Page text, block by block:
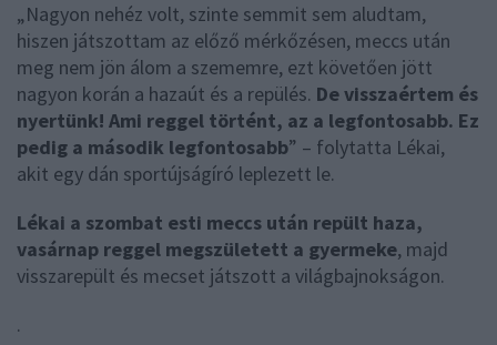
„Nagyon nehéz volt, szinte semmit sem aludtam,
hiszen játszottam az előző mérkőzésen, meccs után
meg nem jön álom a szememre, ezt követően jött
nagyon korán a hazaút és a repülés. De visszaértem és
nyertünk! Ami reggel történt, az a legfontosabb. Ez
pedig a második legfontosabb” – folytatta Lékai,
akit egy dán sportújságíró leplezett le.
Lékai a szombat esti meccs után repült haza,
vasárnap reggel megszületett a gyermeke, majd
visszarepült és mecset játszott a világbajnokságon.
.